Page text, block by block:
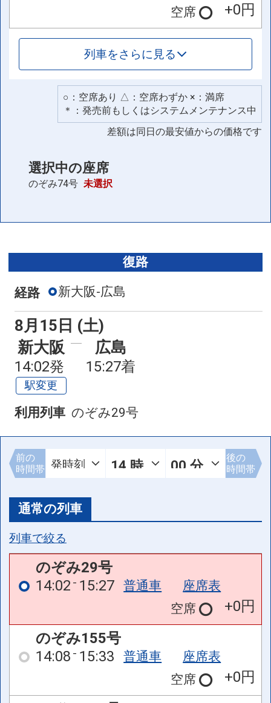
空席
+0円
列車をさらに見る
○：空席あり △：空席わずか ×：満席
＊：発売前もしくはシステムメンテナンス中
差額は同日の最安値からの価格です
選択中の座席
のぞみ74号 未選択
復路
経路 新大阪-広島
8月15日 (土)
新大阪
14:02発
駅変更
広島
15:27着
利用列車 のぞみ29号
前の
時間帯
後の
時間帯
通常の列車
列車で絞る
のぞみ29号
14:02 15:27 普通車
座席表
空席
+0円
のぞみ155号
14:08 15:33 普通車
座席表
空席
+0円